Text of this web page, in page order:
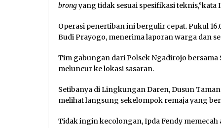
brongyang tidak sesuai spesifikasi teknis,”kata
Operasi penertiban ini bergulir cepat. Pukul
Budi Prayogo, menerima laporan warga dan
Tim gabungan dari Polsek Ngadirojo
meluncur ke lokasi sasaran.
Setibanya di Lingkungan Daren, Dusun
melihat langsung sekelompok remaja yang
Tidak ingin kecolongan, Ipda Fendy